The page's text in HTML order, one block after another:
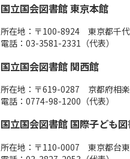
国立国会図書館 東京本館
所在地：〒100-8924 東京都千
電話：03-3581-2331（代表）
国立国会図書館 関西館
所在地：〒619-0287 京都府相
電話：0774-98-1200（代表）
国立国会図書館 国際子ども
所在地：〒110-0007 東京都台